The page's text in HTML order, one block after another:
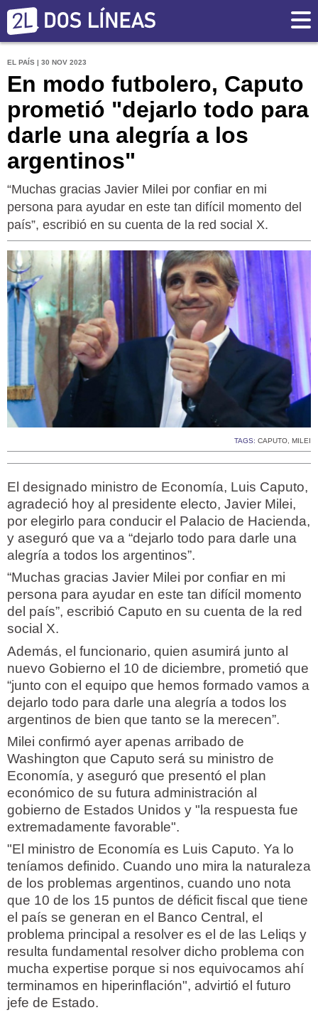
EL PAÍS | 30 NOV 2023
En modo futbolero, Caputo
prometió "dejarlo todo para
darle una alegría a los
argentinos"
“Muchas gracias Javier Milei por confiar en mi
persona para ayudar en este tan difícil momento del
país”, escribió en su cuenta de la red social X.
TAGS: CAPUTO, MILEI
El designado ministro de Economía, Luis Caputo,
agradeció hoy al presidente electo, Javier Milei,
por elegirlo para conducir el Palacio de Hacienda,
y aseguró que va a “dejarlo todo para darle una
alegría a todos los argentinos”.
“Muchas gracias Javier Milei por confiar en mi
persona para ayudar en este tan difícil momento
del país”, escribió Caputo en su cuenta de la red
social X.
Además, el funcionario, quien asumirá junto al
nuevo Gobierno el 10 de diciembre, prometió que
“junto con el equipo que hemos formado vamos a
dejarlo todo para darle una alegría a todos los
argentinos de bien que tanto se la merecen”.
Milei confirmó ayer apenas arribado de
Washington que Caputo será su ministro de
Economía, y aseguró que presentó el plan
económico de su futura administración al
gobierno de Estados Unidos y "la respuesta fue
extremadamente favorable".
"El ministro de Economía es Luis Caputo. Ya lo
teníamos definido. Cuando uno mira la naturaleza
de los problemas argentinos, cuando uno nota
que 10 de los 15 puntos de déficit fiscal que tiene
el país se generan en el Banco Central, el
problema principal a resolver es el de las Leliqs y
resulta fundamental resolver dicho problema con
mucha expertise porque si nos equivocamos ahí
terminamos en hiperinflación", advirtió el futuro
jefe de Estado.